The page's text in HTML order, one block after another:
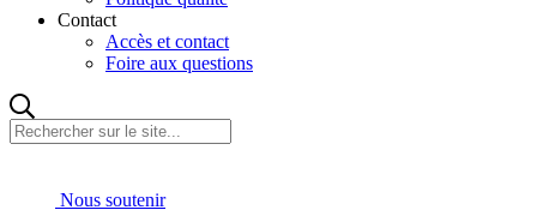
Contact
Accès et contact
Foire aux questions
Rechercher
sur
Nous soutenir